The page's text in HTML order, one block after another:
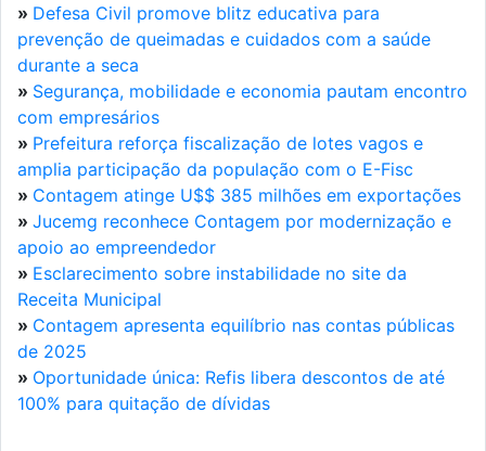
» Defesa Civil promove blitz educativa para
prevenção de queimadas e cuidados com a saúde
durante a seca
» Segurança, mobilidade e economia pautam encontro
com empresários
» Prefeitura reforça fiscalização de lotes vagos e
amplia participação da população com o E-Fisc
» Contagem atinge U$$ 385 milhões em exportações
» Jucemg reconhece Contagem por modernização e
apoio ao empreendedor
» Esclarecimento sobre instabilidade no site da
Receita Municipal
» Contagem apresenta equilíbrio nas contas públicas
de 2025
» Oportunidade única: Refis libera descontos de até
100% para quitação de dívidas